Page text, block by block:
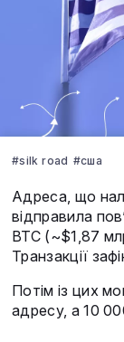
#silk road #сша
Адреса, що
відправила
BTC (~$1,87
Транзакції
Потім із цих
адресу, а 10